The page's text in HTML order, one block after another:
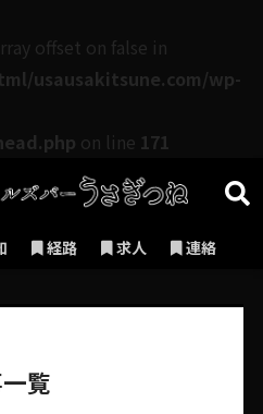
offset on false in
usausakitsune.com/wp-
on line 171
経路 求人 連絡
覧